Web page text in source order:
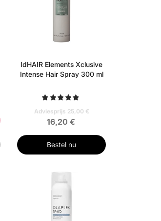
IdHAIR Elements Xclusive
Intense Hair Spray 300 ml
Adviesprijs 25,00 €
16,20 €
Bestel nu